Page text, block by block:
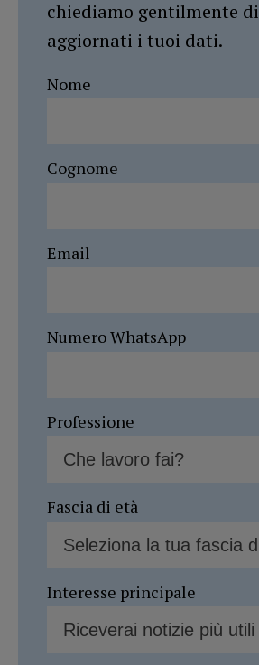
chiediamo gentilmente
aggiornati i tuoi dati.
Nome
Cognome
Email
Numero WhatsApp
Professione
Fascia di età
Interesse principale